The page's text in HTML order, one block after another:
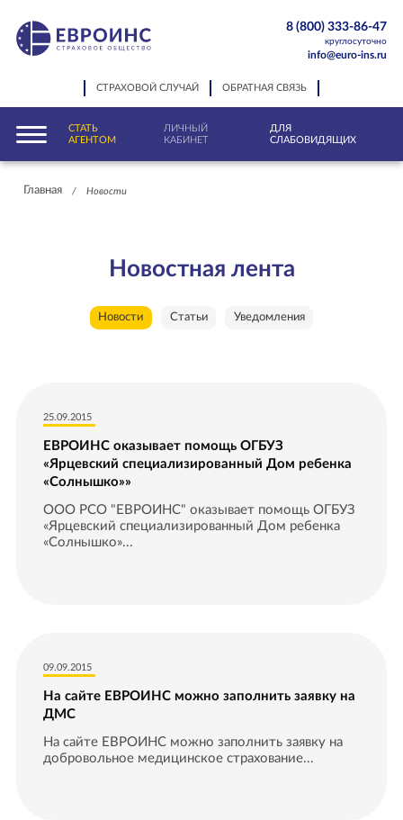
СТРАХОВОЙ СЛУЧАЙ ОБРАТНАЯ СВЯЗЬ
8 (800) 333-86-47
круглосуточно
info@euro-ins.ru
СТАТЬ
АГЕНТОМ
ЛИЧНЫЙ
КАБИНЕТ
ДЛЯ
СЛАБОВИДЯЩИХ
Главная / Новости
Новостная лента
Новости Статьи Уведомления
25.09.2015
ЕВРОИНС оказывает помощь ОГБУЗ
«Ярцевский специализированный Дом ребенка
«Солнышко»»
ООО РСО "ЕВРОИНС" оказывает помощь ОГБУЗ
«Ярцевский специализированный Дом ребенка
«Cолнышко»...
09.09.2015
На сайте ЕВРОИНС можно заполнить заявку на
ДМС
На сайте ЕВРОИНС можно заполнить заявку на
добровольное медицинское страхование...